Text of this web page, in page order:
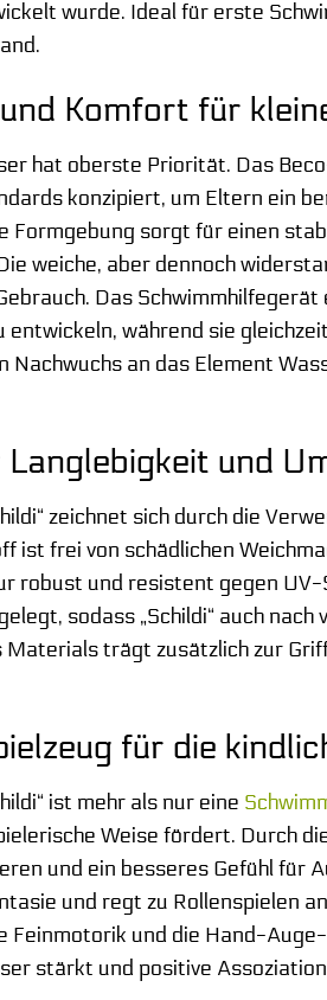
wurde. Ideal für erste
Komfort für
hat oberste Priorität. Das
konzipiert, um Eltern ein
sorgt für einen
weiche, aber dennoch
Das
während sie
an das Element
und
zeichnet sich durch die
frei von schädlichen
robust und resistent gegen
sodass „Schildi“ auch
trägt zusätzlich zur
für die
ist mehr als nur eine
Weise fördert. Durch
und ein besseres Gefühl für
und regt zu Rollenspielen
und die Hand-
stärkt und positive